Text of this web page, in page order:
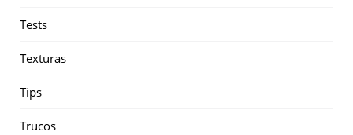
Tests
Texturas
Tips
Trucos